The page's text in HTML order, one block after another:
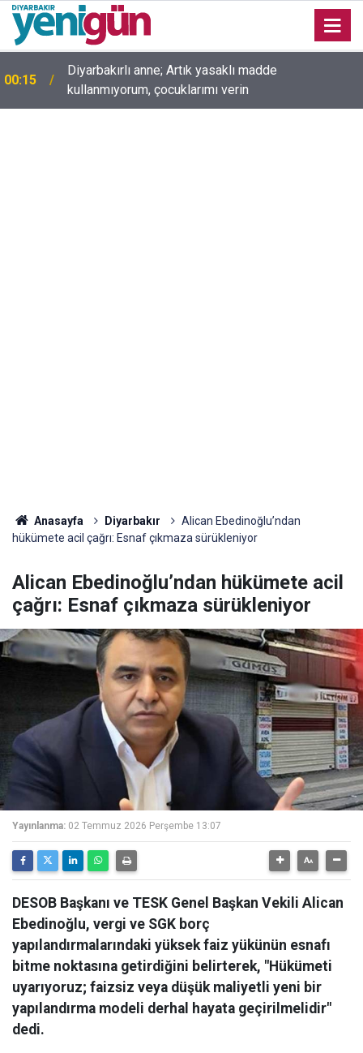
00:05 Mesut Çokur yazdı; Gelecek Yolda mı Kaldı?
Anasayfa Diyarbakır
Alican Ebedinoğlu’ndan
hükümete acil çağrı: Esnaf çıkmaza sürükleniyor
Alican Ebedinoğlu’ndan hükümete acil
çağrı: Esnaf çıkmaza sürükleniyor
Yayınlanma: 02 Temmuz 2026 Perşembe 13:07
DESOB Başkanı ve TESK Genel Başkan Vekili Alican
Ebedinoğlu, vergi ve SGK borç
yapılandırmalarındaki yüksek faiz yükünün esnafı
bitme noktasına getirdiğini belirterek, "Hükümeti
uyarıyoruz; faizsiz veya düşük maliyetli yeni bir
yapılandırma modeli derhal hayata geçirilmelidir"
dedi.